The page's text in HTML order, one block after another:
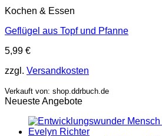
Kochen & Essen
Geflügel aus Topf und Pfanne
5,99 €
zzgl. Versandkosten
Verkauft von: shop.ddrbuch.de
Neueste Angebote